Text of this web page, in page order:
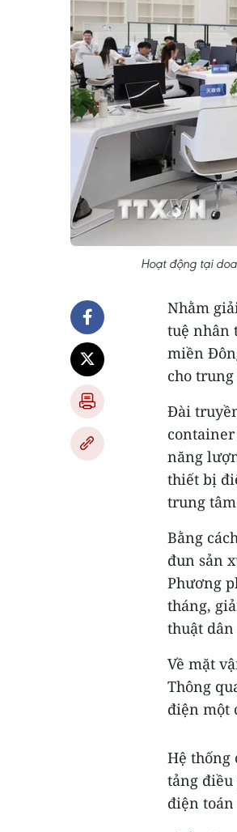
Hoạt động tại
Nhằm
tuệ nhân
miền
cho
Đài
năng
thiết bị
trung
Bằng
đun sản
Phương
tháng,
thuật
Về mặt
Thông
điện một
Hệ thống
tảng
điện